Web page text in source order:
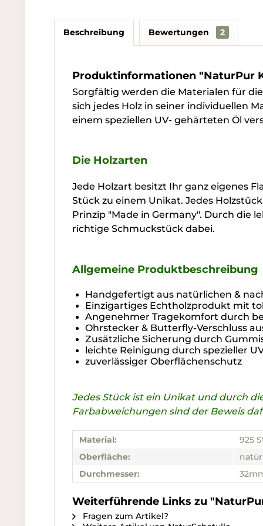
Beschreibung Bewertungen 2
Produktinformationen "NaturPur
Sorgfältig werden die Materialen für
sich jedes Holz in seiner individuellen
einem speziellen UV- gehärteten Öl
Die Holzarten
Jede Holzart besitzt Ihr ganz eigenes
Stück zu einem Unikat. Jedes
Prinzip "Made in Germany". Durch die
richtige Schmuckstück dabei.
Allgemeine Produktbeschreibung
Handgefertigt aus natürlichen &
Einzigartiges Echtholzprodukt mit
Angenehmer Tragekomfort durch
Ohrstecker & Butterfly-Verschluss
Zusätzliche Sicherung durch
leichte Reinigung durch spezieller
zuverlässiger Oberflächenschutz
Jedes Stück ist ein Unikat und durch
Farbabweichungen sind der Beweis
Material:
925
Oberfläche:
Durchmesser:
Weiterführende Links zu
Fragen zum Artikel?